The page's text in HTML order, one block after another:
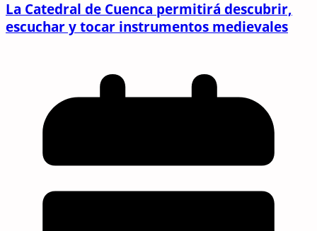
La Catedral de Cuenca permitirá descubrir,
escuchar y tocar instrumentos medievales